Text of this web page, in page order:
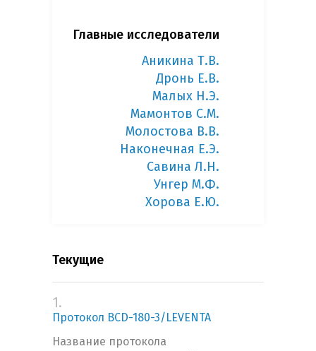
Главные исследователи
Аникина Т.В.
Дронь Е.В.
Малых Н.Э.
Мамонтов С.М.
Молостова В.В.
Наконечная Е.Э.
Савина Л.Н.
Унгер М.Ф.
Хорова Е.Ю.
Текущие
1.
Протокол BCD-180-3/LEVENTA
Название протокола